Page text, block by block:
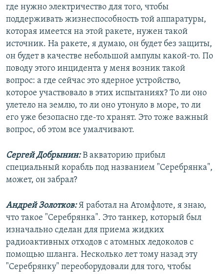
где нужно электричество для того, чтобы
поддерживать жизнеспособность той аппаратуры,
которая имеется на этой ракете, нужен такой
источник. На ракете, я думаю, он будет без защиты,
он будет в качестве небольшой ампулы какой-то. По
поводу этого инцидента у меня возник такой
вопрос: а где сейчас это ядерное устройство,
которое участвовало в этих испытаниях? То ли оно
улетело на землю, то ли оно утонуло в море, то ли
его уже безопасно где-то хранят. Это тоже важный
вопрос, об этом все умалчивают.
Сергей Добрынин:В акваторию прибыл
специальный корабль под названием "Серебрянка",
может, он забрал?
Андрей Золотков:Я работал на Атомфлоте, я знаю,
что такое "Серебрянка". Это танкер, который был
изначально сделан для приема жидких
радиоактивных отходов с атомных ледоколов с
помощью шланга. Несколько лет тому назад эту
"Серебрянку" переоборудовали для того, чтобы